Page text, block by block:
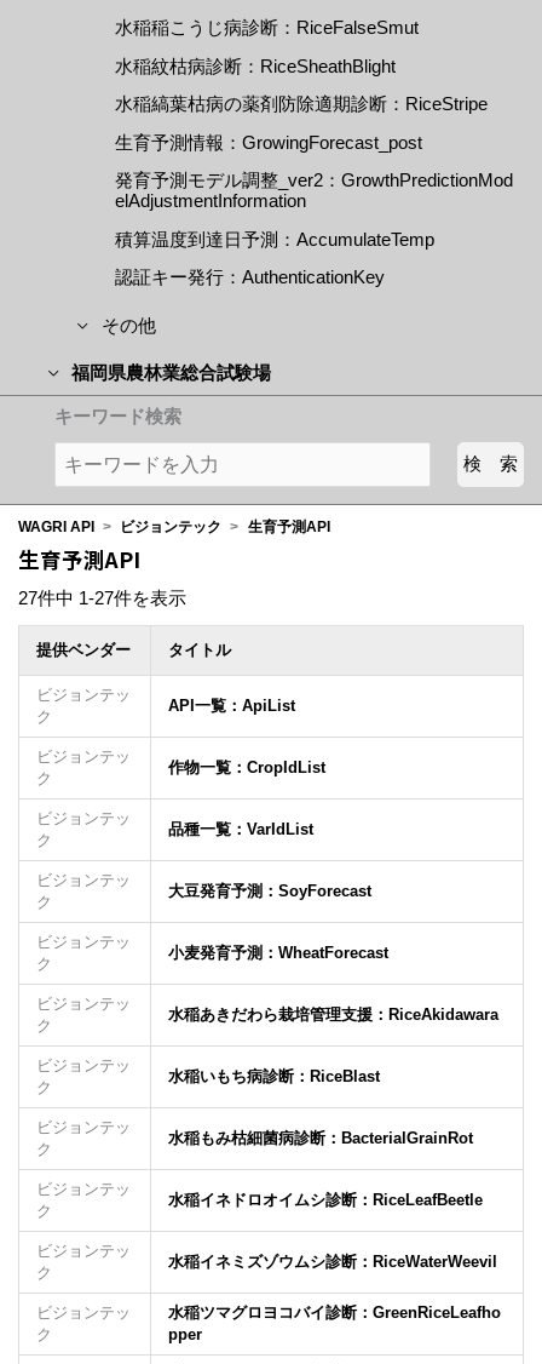
水稲稲こうじ病診断：RiceFalseSmut
水稲紋枯病診断：RiceSheathBlight
水稲縞葉枯病の薬剤防除適期診断：RiceStripe
生育予測情報：GrowingForecast_post
発育予測モデル調整_ver2：GrowthPredictionMod
elAdjustmentInformation
積算温度到達日予測：AccumulateTemp
認証キー発行：AuthenticationKey
その他
福岡県農林業総合試験場
キーワード検索
WAGRI API > ビジョンテック > 生育予測API
生育予測API
27件中 1-27件を表示
提供ベンダー タイトル
ビジョンテッ
ク
API一覧：ApiList
ビジョンテッ
ク
作物一覧：CropIdList
ビジョンテッ
ク
品種一覧：VarIdList
ビジョンテッ
ク
大豆発育予測：SoyForecast
ビジョンテッ
ク
小麦発育予測：WheatForecast
ビジョンテッ
ク
水稲あきだわら栽培管理支援：RiceAkidawara
ビジョンテッ
ク
水稲いもち病診断：RiceBlast
ビジョンテッ
ク
水稲もみ枯細菌病診断：BacterialGrainRot
ビジョンテッ
ク
水稲イネドロオイムシ診断：RiceLeafBeetle
ビジョンテッ
ク
水稲イネミズゾウムシ診断：RiceWaterWeevil
ビジョンテッ
ク
水稲ツマグロヨコバイ診断：GreenRiceLeafho
pper